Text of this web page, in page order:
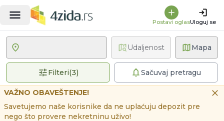
Postavi oglasUloguj se
Mapa
Filteri(3)3 primenjena filteraSačuvaj pretragu
Udaljenost
VAŽNO OBAVEŠTENJE!
Savetujemo naše korisnike da ne uplaćuju depozit pre
nego što provere nekretninu uživo!